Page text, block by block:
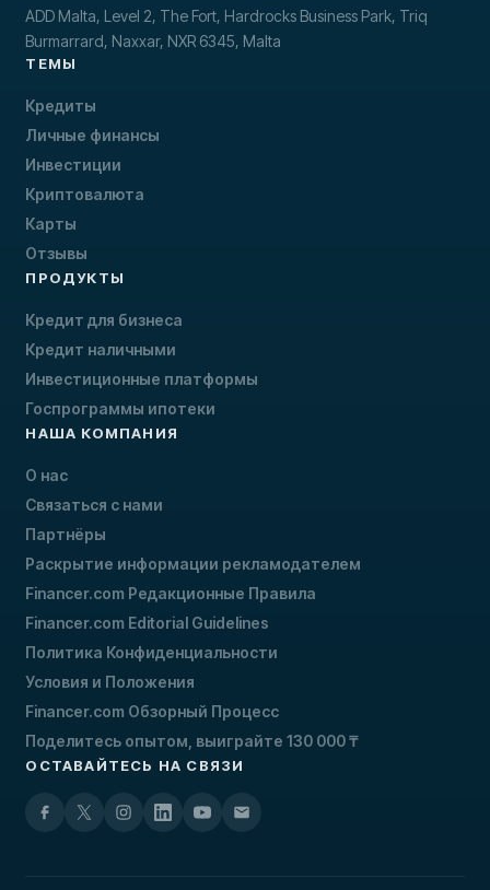
ADD Malta, Level 2, The Fort, Hardrocks Business Park, Triq
Burmarrard, Naxxar, NXR 6345, Malta
ТЕМЫ
Кредиты
Личные финансы
Инвестиции
Криптовалюта
Карты
Отзывы
ПРОДУКТЫ
Кредит для бизнеса
Кредит наличными
Инвестиционные платформы
Госпрограммы ипотеки
НАША КОМПАНИЯ
О нас
Связаться с нами
Партнёры
Раскрытие информации рекламодателем
Financer.com Редакционные Правила
Financer.com Editorial Guidelines
Политика Конфиденциальности
Условия и Положения
Financer.com Обзорный Процесс
Поделитесь опытом, выиграйте 130 000 ₸
ОСТАВАЙТЕСЬ НА СВЯЗИ